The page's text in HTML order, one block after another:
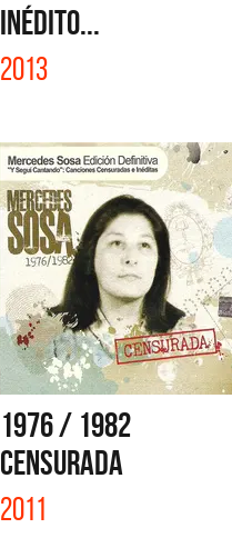
INÉDITO...
2013
1976 / 1982
CENSURADA
2011